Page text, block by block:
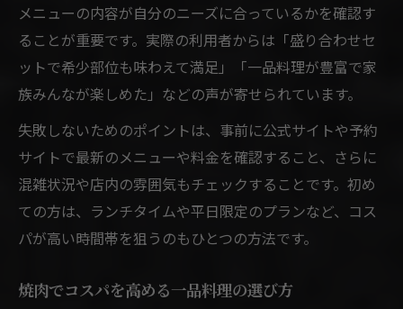
メニューの内容が自分のニーズに合っているかを確認す
ることが重要です。実際の利用者からは「盛り合わせセ
ットで希少部位も味わえて満足」「一品料理が豊富で家
族みんなが楽しめた」などの声が寄せられています。
失敗しないためのポイントは、事前に公式サイトや予約
サイトで最新のメニューや料金を確認すること、さらに
混雑状況や店内の雰囲気もチェックすることです。初め
ての方は、ランチタイムや平日限定のプランなど、コス
パが高い時間帯を狙うのもひとつの方法です。
焼肉でコスパを高める一品料理の選び方